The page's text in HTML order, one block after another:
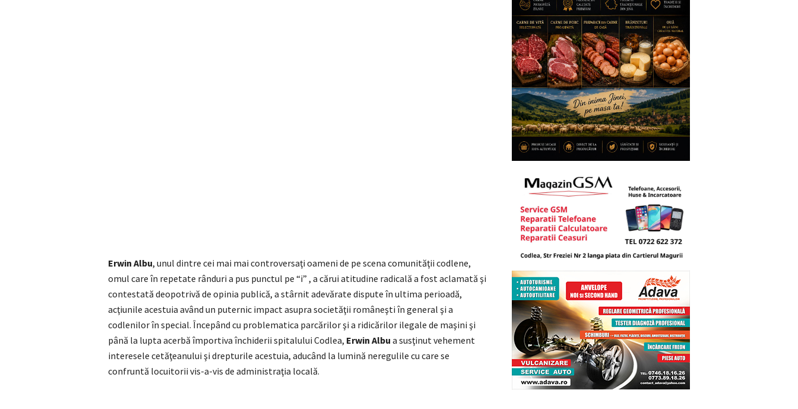
Erwin Albu, unul dintre cei mai mai controversaţi oameni de pe scena comunităţii codlene,
omul care în repetate rânduri a pus punctul pe “i” , a cărui atitudine radicală a fost aclamată şi
contestată deopotrivă de opinia publică, a stârnit adevărate dispute în ultima perioadă,
acţiunile acestuia având un puternic impact asupra societăţii româneşti în general şi a
codlenilor în special. Începând cu problematica parcărilor şi a ridicărilor ilegale de maşini şi
până la lupta acerbă împortiva închiderii spitalului Codlea, Erwin Albu a susţinut vehement
interesele cetăţeanului şi drepturile acestuia, aducând la lumină neregulile cu care se
confruntă locuitorii vis-a-vis de administraţia locală.